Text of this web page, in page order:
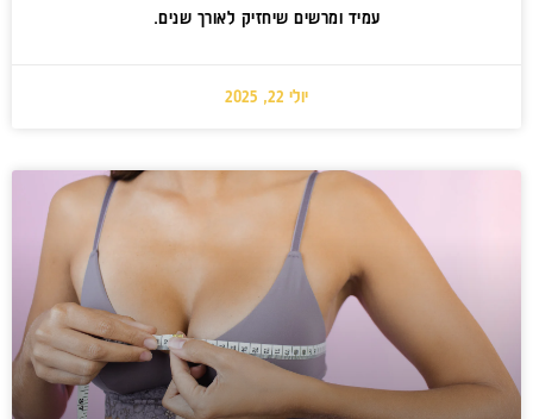
עמיד ומרשים שיחזיק לאורך שנים.
יולי 22, 2025